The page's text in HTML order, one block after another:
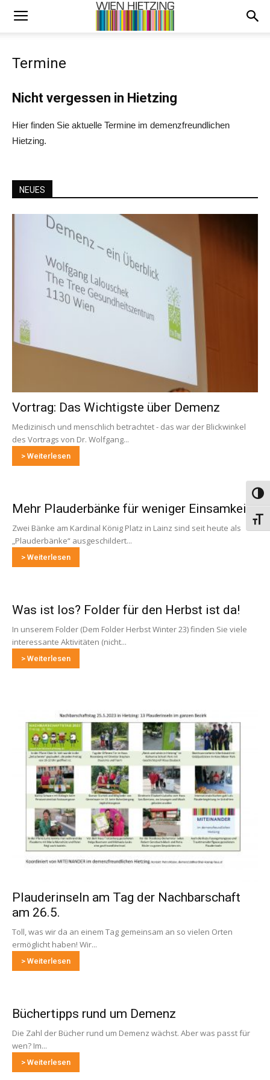
Termine
Nicht vergessen in Hietzing
Hier finden Sie aktuelle Termine im demenzfreundlichen
Hietzing.
NEUES
Vortrag: Das Wichtigste über Demenz
Medizinisch und menschlich betrachtet - das war der Blickwinkel
des Vortrags von Dr. Wolfgang...
> Weiterlesen
Mehr Plauderbänke für weniger Einsamkeit
Zwei Bänke am Kardinal König Platz in Lainz sind seit heute als
„Plauderbänke“ ausgeschildert...
> Weiterlesen
Was ist los? Folder für den Herbst ist da!
In unserem Folder (Dem Folder Herbst Winter 23) finden Sie viele
interessante Aktivitäten (nicht...
> Weiterlesen
Plauderinseln am Tag der Nachbarschaft
am 26.5.
Toll, was wir da an einem Tag gemeinsam an so vielen Orten
ermöglicht haben! Wir...
> Weiterlesen
Büchertipps rund um Demenz
Die Zahl der Bücher rund um Demenz wächst. Aber was passt für
wen? Im...
> Weiterlesen